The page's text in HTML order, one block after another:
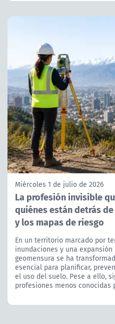
Miércoles 1 de julio de 2026
La profesión invisible
quiénes están detrás
y los mapas de riesgo
En un territorio marcado por
inundaciones y una
geomensura se ha
esencial para planificar,
el uso del suelo. Pese a ello,
profesiones menos conocidas